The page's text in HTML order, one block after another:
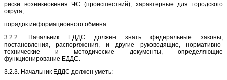
риски возникновения ЧС (происшествий), характерные для городского
округа;
порядок информационного обмена.
3.2.2. Начальник ЕДДС должен знать федеральные законы,
постановления, распоряжения, и другие руководящие, нормативно-
технические и методические документы, определяющие
функционирование ЕДДС.
3.2.3. Начальник ЕДДС должен уметь: